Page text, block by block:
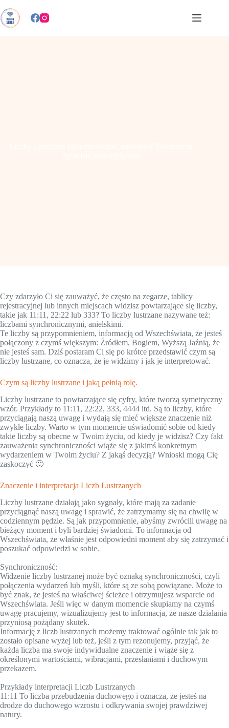
do
treści
Czy zdarzyło Ci się zauważyć, że często na zegarze, tablicy
rejestracyjnej lub innych miejscach widzisz powtarzające się liczby,
takie jak 11:11, 22:22 lub 333? To liczby lustrzane nazywane też:
liczbami synchronicznymi, anielskimi.
Te liczby są przypomnieniem, informacją od Wszechświata, że jesteś
połączony z czymś większym: Źródłem, Bogiem, Wyższą Jaźnią, że
nie jesteś sam. Dziś postaram Ci się po krótce przedstawić czym są
liczby lustrzane, co oznacza, że je widzimy i jak je interpretować.
Czym są liczby lustrzane i jaką pełnią rolę.
Liczby lustrzane to powtarzające się cyfry, które tworzą symetryczny
wzór. Przykłady to 11:11, 22:22, 333, 4444 itd. Są to liczby, które
przyciągają naszą uwagę i wydają się mieć większe znaczenie niż
zwykłe liczby. Warto w tym momencie uświadomić sobie od kiedy
takie liczby są obecne w Twoim życiu, od kiedy je widzisz? Czy fakt
zauważenia synchroniczności wiąże się z jakimś konkretnym
wydarzeniem w Twoim życiu? Z jakąś decyzją? Wnioski mogą Cię
zaskoczyć 🙂
Znaczenie i interpretacja Liczb Lustrzanych
Liczby lustrzane działają jako sygnały, które mają za zadanie
przyciągnąć naszą uwagę i sprawić, że zatrzymamy się na chwilę w
codziennym pędzie. Są jak przypomnienie, abyśmy zwrócili uwagę na
bieżący moment i byli bardziej świadomi. To informacja od
Wszechświata, że właśnie jest odpowiedni moment aby się zatrzymać i
poszukać odpowiedzi w sobie.
Synchroniczność:
Widzenie liczby lustrzanej może być oznaką synchroniczności, czyli
połączenia wydarzeń lub myśli, które są ze sobą powiązane. Może to
być znak, że jesteś na właściwej ścieżce i otrzymujesz wsparcie od
Wszechświata. Jeśli więc w danym momencie skupiamy na czymś
uwagę pracujemy, wizualizujemy jest to informacja, że nasze działania
przyniosą pożądany skutek.
Informację z liczb lustrzanych możemy traktować ogólnie tak jak to
zostało opisane wyżej lub też, jeśli z tym rezonujemy, przyjąć, że
każda liczba ma swoje indywidualne znaczenie i wiąże się z
określonymi wartościami, wibracjami, przesłaniami i duchowym
przekazem.
Przykłady interpretacji Liczb Lustrzanych
11:11 To liczba przebudzenia duchowego i oznacza, że jesteś na
drodze do duchowego wzrostu i odkrywania swojej prawdziwej
natury.